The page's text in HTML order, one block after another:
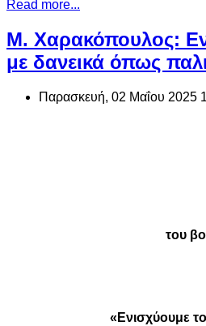
Read more...
Μ. Χαρακόπουλος:
με δανεικά όπως
Παρασκευή, 02 Μαΐου 2025
του
«Ενισχύουμε